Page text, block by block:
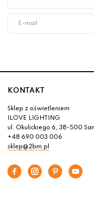
KONTAKT
Sklep z oświetleniem
ILOVE LIGHTING
ul. Okulickiego 6, 38-500
+48 690 003 006
sklep@2bm.pl